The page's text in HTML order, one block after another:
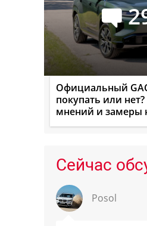
Официальный
покупать или
мнений и замеры
Сейчас
Posol